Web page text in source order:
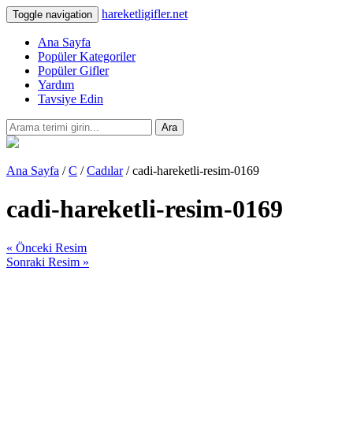
Toggle navigation hareketligifler.net
Ana Sayfa
Popüler Kategoriler
Popüler Gifler
Yardım
Tavsiye Edin
Ara
Ana Sayfa /C /Cadılar/ cadi-hareketli-resim-0169
cadi-hareketli-resim-0169
« Önceki Resim
Sonraki Resim »